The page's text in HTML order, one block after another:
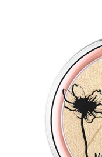
Ich habe hier kein
ICH
Durch die Erstellung
Einkäufe schnell
ESPAÑOL
colori